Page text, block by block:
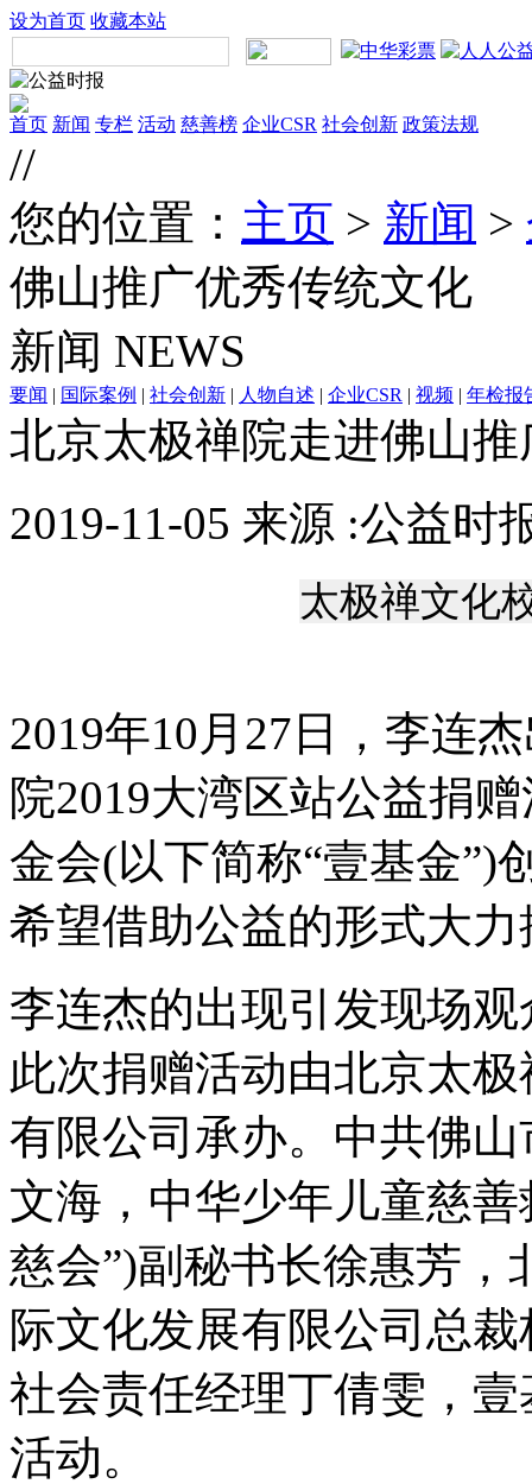
设为首页 收藏本站
首页 新闻 专栏 活动 慈善榜 企业CSR 社会创新 政策法规
//
您的位置： 主页 > 新闻 >
佛山推广优秀传统文化
新闻 NEWS
要闻 | 国际案例 | 社会创新 | 人物自述 | 企业CSR | 视频 | 年检报
北京太极禅院走进佛山
2019-11-05 来源 :公益时
太极禅文化
2019年10月27日，李连
院2019大湾区站公益捐
金会(以下简称“壹基金”)
希望借助公益的形式大
李连杰的出现引发现场
此次捐赠活动由北京太
有限公司承办。中共佛
文海，中华少年儿童慈
慈会”)副秘书长徐惠芳
际文化发展有限公司总
社会责任经理丁倩雯，
活动。